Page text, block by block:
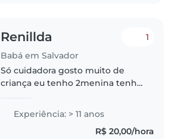
Renillda
Babá em Salvador
1
Só cuidadora gosto muito de
criança eu tenho 2menina tenho
muito tempo i hoje eu tô
procurando um trabalho que
Deus abençoe sempre todos
Experiência: > 11 anos
R$ 20,00/hora